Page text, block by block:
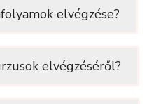
elvégzése?
elvégzéséről?